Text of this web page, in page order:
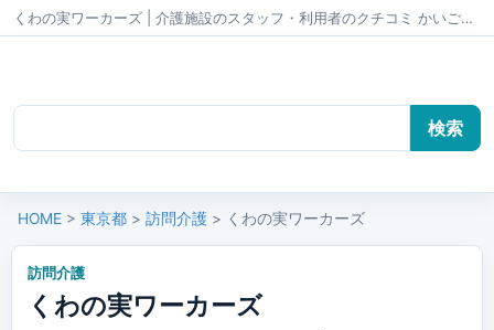
くわの実ワーカーズ | 介護施設のスタッフ・利用者のクチコミ かいごちゃんねる
HOME > 東京都 > 訪問介護 > くわの実ワーカーズ
訪問介護
くわの実ワーカーズ